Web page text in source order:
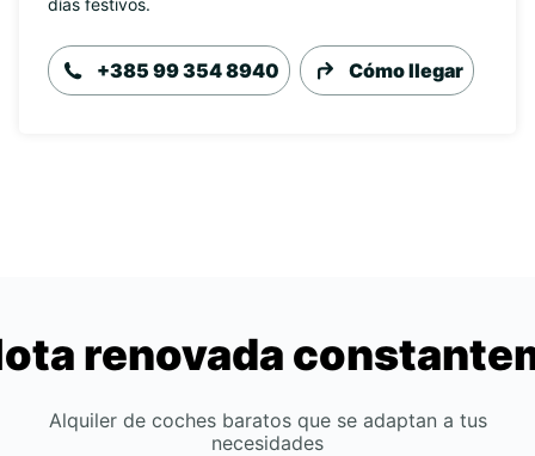
días festivos.
+385 99 354 8940 Cómo llegar
renovada
Alquiler de coches baratos que se adaptan a tus
necesidades